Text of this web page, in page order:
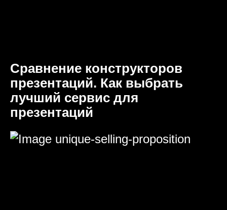
Сравнение конструкторов
презентаций. Как выбрать
лучший сервис для
презентаций